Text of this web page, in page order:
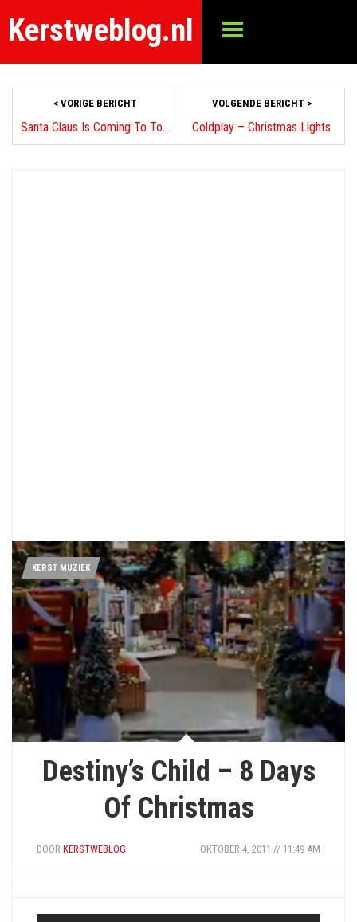
Kerstweblog.nl
< VORIGE BERICHT
Santa Claus Is Coming To Town – the carpenters (1974)
VOLGENDE BERICHT >
Coldplay – Christmas Lights
KERST MUZIEK
Destiny’s Child – 8 Days
Of Christmas
DOOR KERSTWEBLOG OKTOBER 4, 2011 // 11:49 AM